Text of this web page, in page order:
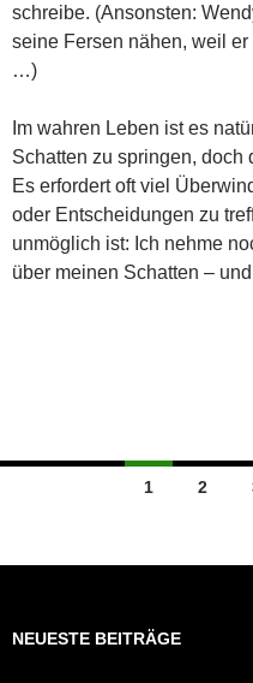
schreibe. (Ansonsten:
seine Fersen nähen, weil
…)
Im wahren Leben ist es
Schatten zu springen, doch
Es erfordert oft viel
oder Entscheidungen zu
unmöglich ist: Ich nehme
über meinen Schatten –
1 2
NEUESTE BEITRÄGE